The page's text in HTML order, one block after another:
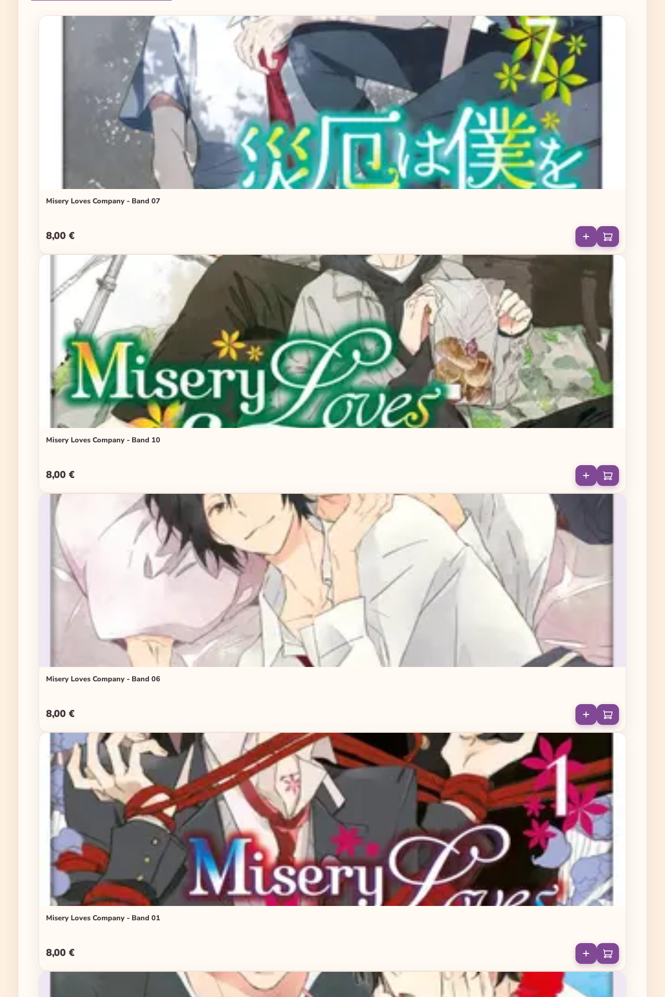
Produktgalerie überspringen
Misery Loves Company - Band 07
Regulärer Preis:
8,00 €
Misery Loves Company - Band 10
Regulärer Preis:
8,00 €
Misery Loves Company - Band 06
Regulärer Preis:
8,00 €
Misery Loves Company - Band 01
Regulärer Preis:
8,00 €